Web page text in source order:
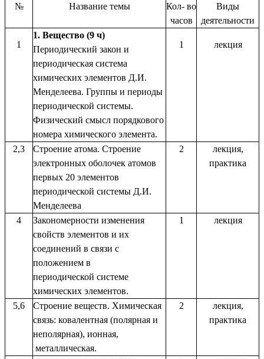
№ Название темы
Кол- во
часов
Виды
деятельности
1
1. Вещество (9 ч)
Периодический закон и
периодическая система
химических элементов Д.И.
Менделеева. Группы и периоды
периодической системы.
Физический смысл порядкового
номера химического элемента.
1 лекция
2,3
Строение атома. Строение
электронных оболочек атомов
первых 20 элементов
периодической системы Д.И.
Менделеева
2
лекция,
практика
4
Закономерности изменения
свойств элементов и их
соединений в связи с
положением в
периодической системе
химических элементов.
1 лекция
5,6
Строение веществ. Химическая
связь: ковалентная (полярная и
неполярная), ионная,
металлическая.
2
лекция,
практика